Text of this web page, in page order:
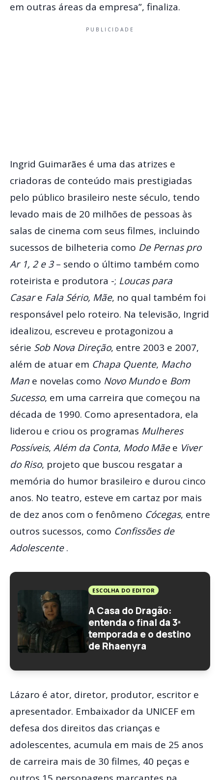
em outras áreas da empresa”, finaliza.
PUBLICIDADE
Ingrid Guimarães é uma das atrizes e
criadoras de conteúdo mais prestigiadas
pelo público brasileiro neste século, tendo
levado mais de 20 milhões de pessoas às
salas de cinema com seus filmes, incluindo
sucessos de bilheteria como De Pernas pro
Ar 1, 2 e 3– sendo o último também como
roteirista e produtora -; Loucas para
Casare Fala Sério, Mãe, no qual também foi
responsável pelo roteiro. Na televisão, Ingrid
idealizou, escreveu e protagonizou a
série Sob Nova Direção, entre 2003 e 2007,
além de atuar em Chapa Quente, Macho
Man e novelas como Novo Mundoe Bom
Sucesso, em uma carreira que começou na
década de 1990. Como apresentadora, ela
liderou e criou os programas Mulheres
Possíveis, Além da Conta, Modo Mãee Viver
do Riso, projeto que buscou resgatar a
memória do humor brasileiro e durou cinco
anos. No teatro, esteve em cartaz por mais
de dez anos com o fenômeno Cócegas, entre
outros sucessos, como Confissões de
Adolescente.
ESCOLHA DO EDITOR
A Casa do Dragão:
entenda o final da 3ª
temporada e o destino
de Rhaenyra
Lázaro é ator, diretor, produtor, escritor e
apresentador. Embaixador da UNICEF em
defesa dos direitos das crianças e
adolescentes, acumula em mais de 25 anos
de carreira mais de 30 filmes, 40 peças e